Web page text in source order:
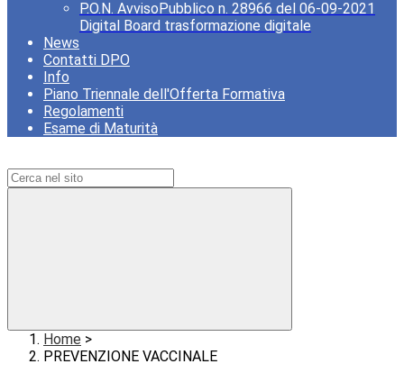
P.O.N. AvvisoPubblico n. 28966 del 06-09-2021
Digital Board trasformazione digitale
News
Contatti DPO
Info
Piano Triennale dell'Offerta Formativa
Regolamenti
Esame di Maturità
Home >
PREVENZIONE VACCINALE